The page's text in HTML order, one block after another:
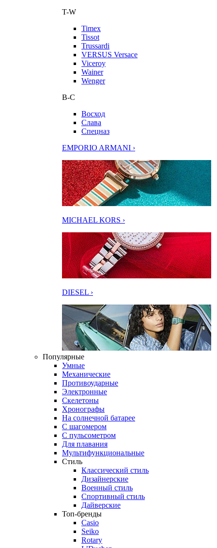
T-W
Timex
Tissot
Trussardi
VERSUS Versace
Viceroy
Wainer
Wenger
В-С
Восход
Слава
Спецназ
EMPORIO ARMANI ›
MICHAEL KORS ›
DIESEL ›
Популярные
Умные
Механические
Противоударные
Электронные
Скелетоны
Хронографы
На солнечной батарее
С шагомером
С пульсометром
Для плавания
Мультифункциональные
Стиль
Классический стиль
Дизайнерские
Военный стиль
Спортивный стиль
Дайверские
Топ-бренды
Casio
Seiko
Rotary